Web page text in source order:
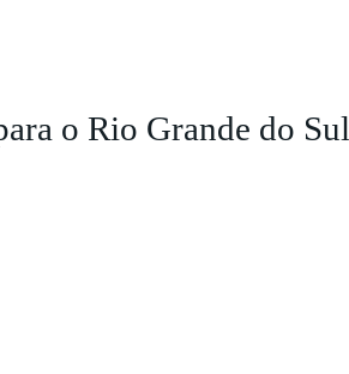
o Rio Grande do Sul